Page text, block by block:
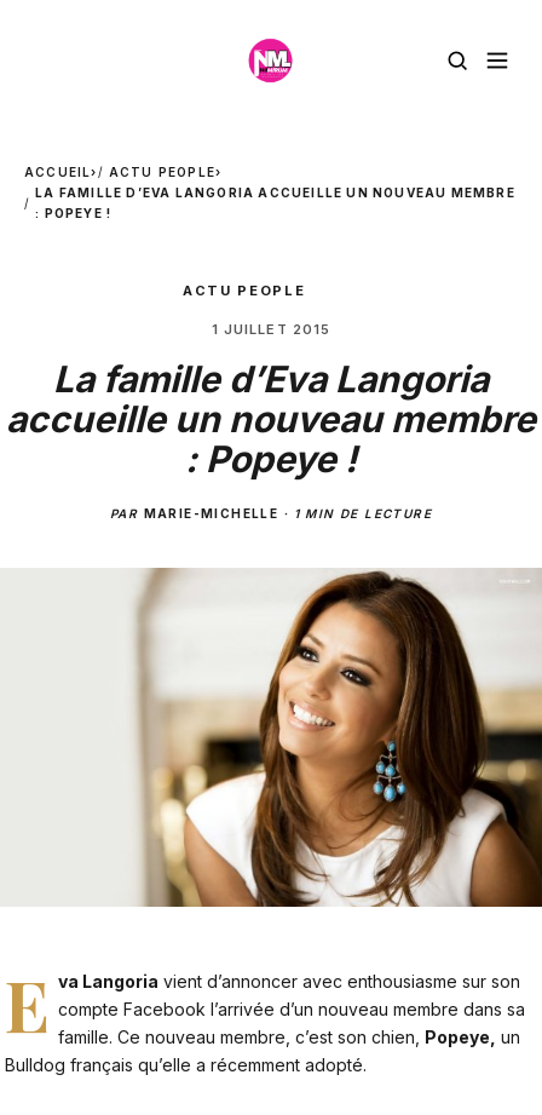
ACCUEIL› ACTU PEOPLE›
LA FAMILLE D’EVA LANGORIA ACCUEILLE UN NOUVEAU MEMBRE
: POPEYE !
ACTU PEOPLE
1 JUILLET 2015
La famille d’Eva Langoria
accueille un nouveau membre
: Popeye !
PAR MARIE-MICHELLE · 1 MIN DE LECTURE
E va Langoria vient d’annoncer avec enthousiasme sur son
compte Facebook l’arrivée d’un nouveau membre dans sa
famille. Ce nouveau membre, c’est son chien, Popeye, un
Bulldog français qu’elle a récemment adopté.